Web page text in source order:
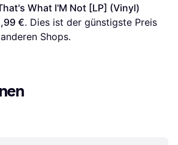
What I'M Not [LP] (Vinyl)
€. Dies ist der günstigste Preis
anderen Shops.